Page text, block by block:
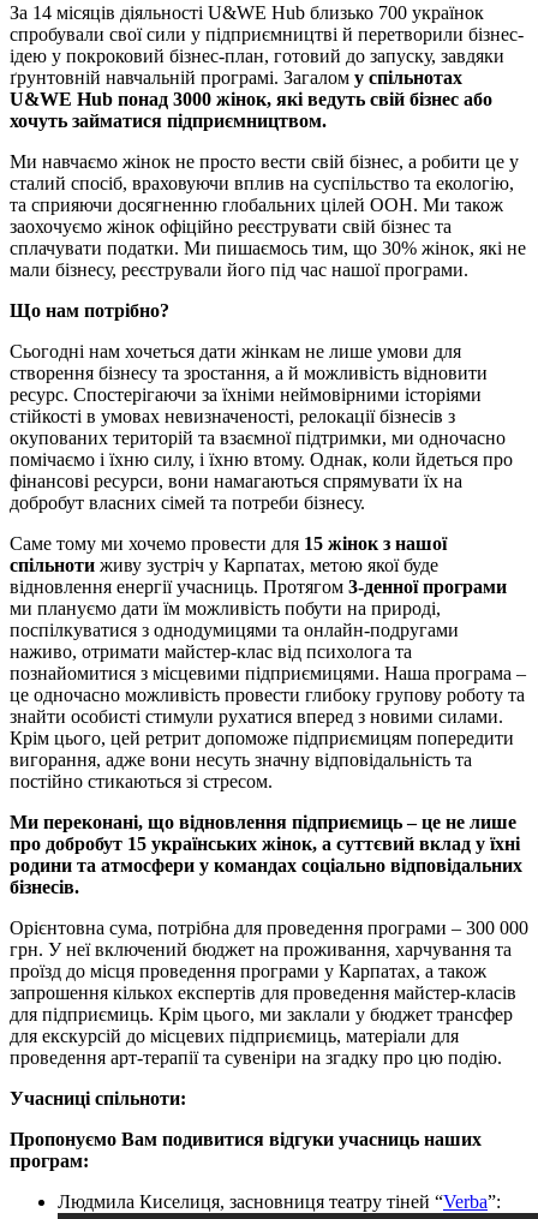
За 14 місяців діяльності U&WE Hub близько 700 українок
спробували свої сили у підприємництві й перетворили бізнес-
ідею у покроковий бізнес-план, готовий до запуску, завдяки
ґрунтовній навчальній програмі. Загалом у спільнотах
U&WE Hub понад 3000 жінок, які ведуть свій бізнес або
хочуть займатися підприємництвом.
Ми навчаємо жінок не просто вести свій бізнес, а робити це у
сталий спосіб, враховуючи вплив на суспільство та екологію,
та сприяючи досягненню глобальних цілей ООН. Ми також
заохочуємо жінок офіційно реєструвати свій бізнес та
сплачувати податки. Ми пишаємось тим, що 30% жінок, які не
мали бізнесу, реєстрували його під час нашої програми.
Що нам потрібно?
Сьогодні нам хочеться дати жінкам не лише умови для
створення бізнесу та зростання, а й можливість відновити
ресурс. Спостерігаючи за їхніми неймовірними історіями
стійкості в умовах невизначеності, релокації бізнесів з
окупованих територій та взаємної підтримки, ми одночасно
помічаємо і їхню силу, і їхню втому. Однак, коли йдеться про
фінансові ресурси, вони намагаються спрямувати їх на
добробут власних сімей та потреби бізнесу.
Саме тому ми хочемо провести для 15 жінок з нашої
спільноти живу зустріч у Карпатах, метою якої буде
відновлення енергії учасниць. Протягом 3-денної програми
ми плануємо дати їм можливість побути на природі,
поспілкуватися з однодумицями та онлайн-подругами
наживо, отримати майстер-клас від психолога та
познайомитися з місцевими підприємицями. Наша програма –
це одночасно можливість провести глибоку групову роботу та
знайти особисті стимули рухатися вперед з новими силами.
Крім цього, цей ретрит допоможе підприємицям попередити
вигорання, адже вони несуть значну відповідальність та
постійно стикаються зі стресом.
Ми переконані, що відновлення підприємиць – це не лише
про добробут 15 українських жінок, а суттєвий вклад у їхні
родини та атмосфери у командах соціально відповідальних
бізнесів.
Орієнтовна сума, потрібна для проведення програми – 300 000
грн. У неї включений бюджет на проживання, харчування та
проїзд до місця проведення програми у Карпатах, а також
запрошення кількох експертів для проведення майстер-класів
для підприємиць. Крім цього, ми заклали у бюджет трансфер
для екскурсій до місцевих підприємиць, матеріали для
проведення арт-терапії та сувеніри на згадку про цю подію.
Учасниці спільноти:
Пропонуємо Вам подивитися відгуки учасниць наших
програм:
Людмила Киселиця, засновниця театру тіней “Verba”: